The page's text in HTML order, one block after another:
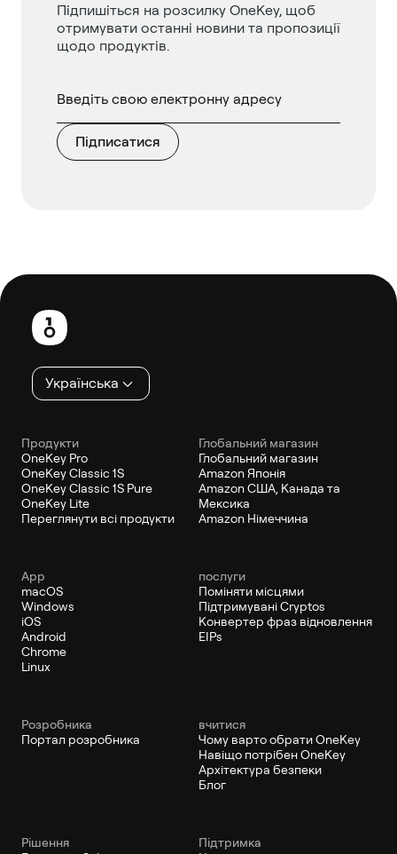
Підпишіться на розсилку OneKey, щоб
отримувати останні новини та пропозиції
щодо продуктів.
Підписатися
Нижній
колонтитул
Українська
Продукти
OneKey Pro
OneKey Classic 1S
OneKey Classic 1S Pure
OneKey Lite
Переглянути всі продукти
Глобальний магазин
Глобальний магазин
Amazon Японія
Amazon США, Канада та
Мексика
Amazon Німеччина
App
macOS
Windows
iOS
Android
Chrome
Linux
послуги
Поміняти місцями
Підтримувані Cryptos
Конвертер фраз відновлення
EIPs
Pозробника
Портал розробника
вчитися
Чому варто обрати OneKey
Навіщо потрібен OneKey
Архітектура безпеки
Блог
Рішення
Підтримка